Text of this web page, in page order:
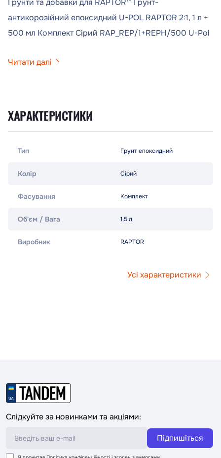
Грунти та добавки для RAPTOR™ Ґрунт-
антикорозійний епоксидний U-POL RAPTOR 2:1, 1 л +
500 мл Комплект Сірий RAP_REP/1+REPH/500 U-Pol
Читати далі
ХАРАКТЕРИСТИКИ
Тип Грунт епоксидний
Колір Сірий
Фасування Комплект
Об'єм / Вага 1,5 л
Виробник RAPTOR
Усі характеристики
Слідкуйте за новинками та акціями:
Підпишіться